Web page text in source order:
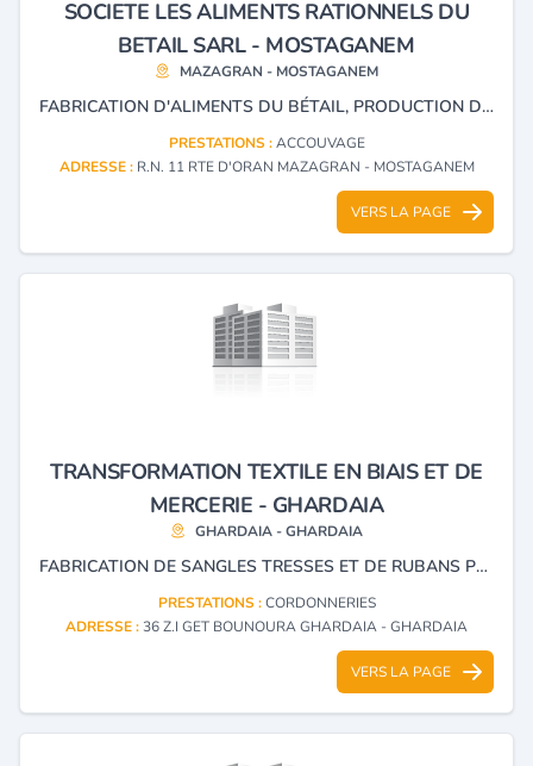
SOCIETE LES ALIMENTS RATIONNELS DU
BETAIL SARL - MOSTAGANEM
MAZAGRAN - MOSTAGANEM
FABRICATION D'ALIMENTS DU BÉTAIL, PRODUCTION DES ŒUFS A COUVER PRODUCTION DE POUSSINS D'UN JOUR.
PRESTATIONS :ACCOUVAGE
ADRESSE : R.N. 11 RTE D'ORAN MAZAGRAN - MOSTAGANEM
VERS LA PAGE
TRANSFORMATION TEXTILE EN BIAIS ET DE
MERCERIE - GHARDAIA
GHARDAIA - GHARDAIA
FABRICATION DE SANGLES TRESSES ET DE RUBANS POUR TOUTES USAGES.
PRESTATIONS :CORDONNERIES
ADRESSE :36 Z.I GET BOUNOURA GHARDAIA - GHARDAIA
VERS LA PAGE